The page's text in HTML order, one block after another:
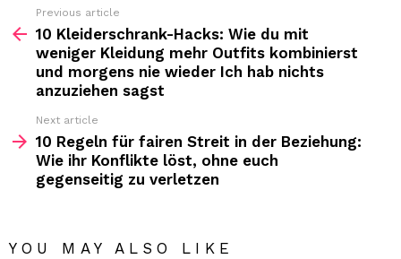
more
Previous article
10 Kleiderschrank-Hacks: Wie du mit
weniger Kleidung mehr Outfits kombinierst
und morgens nie wieder Ich hab nichts
anzuziehen sagst
Next article
10 Regeln für fairen Streit in der Beziehung:
Wie ihr Konflikte löst, ohne euch
gegenseitig zu verletzen
YOU MAY ALSO LIKE